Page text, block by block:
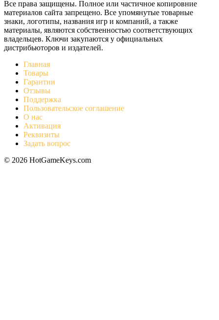
Все права защищены. Полное или частичное копировние
материалов сайта запрещено. Все упомянутые товарные
знаки, логотипы, названия игр и компаний, а также
материалы, являются собственностью соответствующих
владельцев. Ключи закупаются у официальных
дистрибьюторов и издателей.
Главная
Товары
Гарантии
Отзывы
Поддержка
Пользовательское соглашение
О нас
Активация
Реквизиты
Задать вопрос
© 2026 HotGameKeys.com